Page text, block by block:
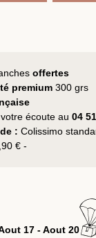
offertes
premium 300 grs
écoute au 04
: Colissimo
€ -
17 - Aout 20